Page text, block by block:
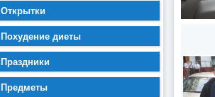
Открытки
Похудение диеты
Праздники
Предметы